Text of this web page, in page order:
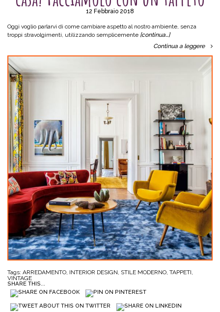
12 Febbraio 2018
Oggi voglio parlarvi di come cambiare aspetto al nostro ambiente, senza
troppi stravolgimenti, utilizzando semplicemente [continua…]
Continua a leggere
Tags: ARREDAMENTO, INTERIOR DESIGN, STILE MODERNO, TAPPETI,
VINTAGE
SHARE THIS...